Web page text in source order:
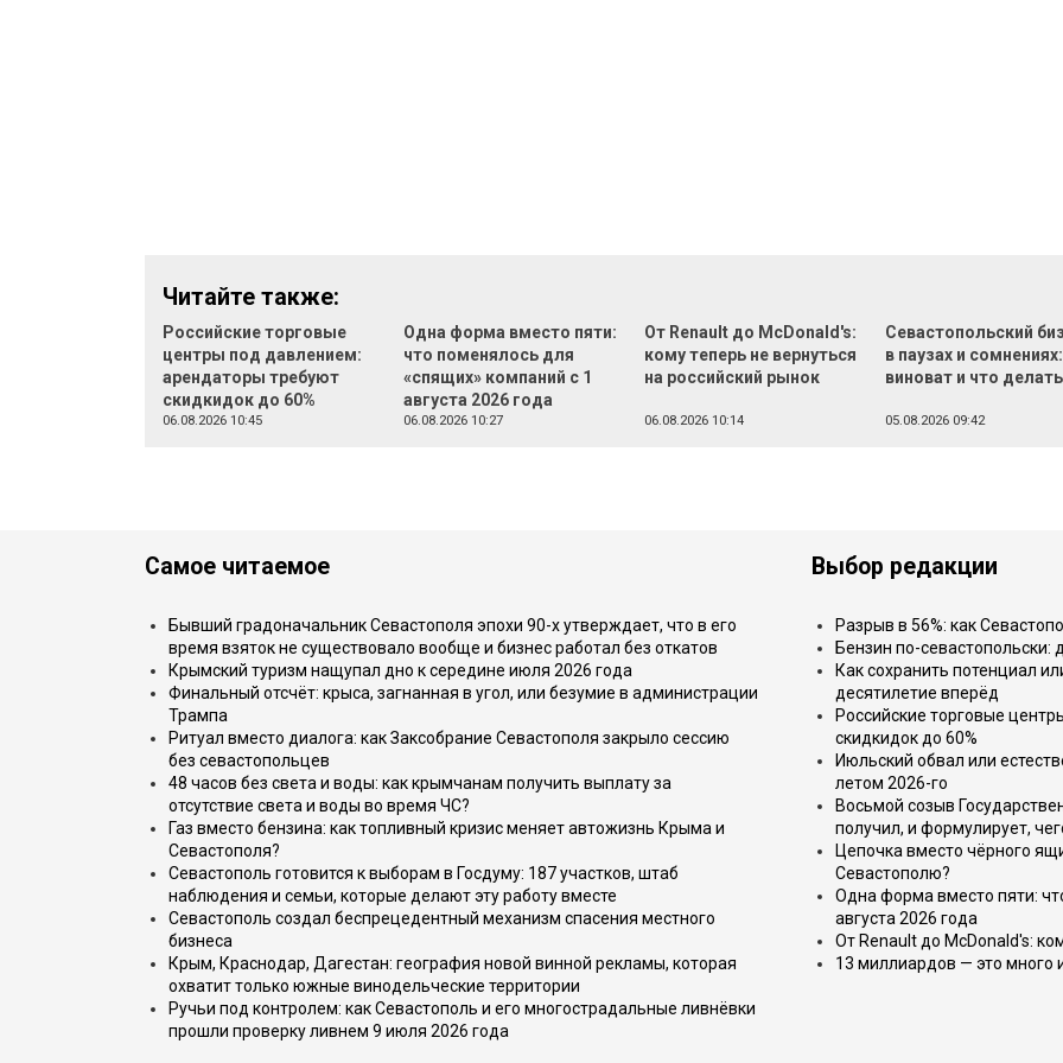
Читайте также:
Российские торговые
центры под давлением:
арендаторы требуют
скидкидок до 60%
06.08.2026 10:45
Одна форма вместо пяти:
что поменялось для
«спящих» компаний с 1
августа 2026 года
06.08.2026 10:27
От Renault до McDonald's:
кому теперь не вернуться
на российский рынок
06.08.2026 10:14
Севастопольский
в паузах и
виноват и что
05.08.2026 09:42
Самое читаемое
Бывший градоначальник Севастополя эпохи 90-х утверждает, что в его
время взяток не существовало вообще и бизнес работал без откатов
Крымский туризм нащупал дно к середине июля 2026 года
Финальный отсчёт: крыса, загнанная в угол, или безумие в администрации
Трампа
Ритуал вместо диалога: как Заксобрание Севастополя закрыло сессию
без севастопольцев
48 часов без света и воды: как крымчанам получить выплату за
отсутствие света и воды во время ЧС?
Газ вместо бензина: как топливный кризис меняет автожизнь Крыма и
Севастополя?
Севастополь готовится к выборам в Госдуму: 187 участков, штаб
наблюдения и семьи, которые делают эту работу вместе
Севастополь создал беспрецедентный механизм спасения местного
бизнеса
Крым, Краснодар, Дагестан: география новой винной рекламы, которая
охватит только южные винодельческие территории
Ручьи под контролем: как Севастополь и его многострадальные ливнёвки
прошли проверку ливнем 9 июля 2026 года
Выбор редакции
Разрыв в 56%: как
Бензин по-севастопольски:
Как сохранить потенциал
десятилетие вперёд
Российские торговые
скидкидок до 60%
Июльский обвал или
летом 2026-го
Восьмой созыв
получил, и формулирует,
Цепочка вместо чёрного
Севастополю?
Одна форма вместо пяти:
августа 2026 года
От Renault до McDonald's:
13 миллиардов — это много